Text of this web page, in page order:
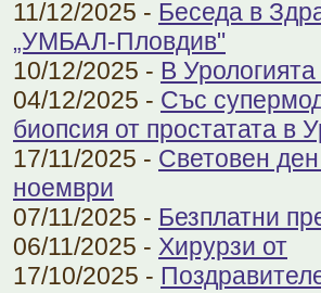
11/12/2025 - Беседа в
„УМБАЛ-Пловдив"
10/12/2025 - В
04/12/2025 - Със
биопсия от простатата в
17/11/2025 - Световен
ноември
07/11/2025 - Безплатни
06/11/2025 - Хирурзи от
17/10/2025 -